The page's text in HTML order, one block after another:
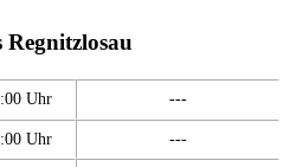
Regnitzlosau
Uhr ---
Uhr ---